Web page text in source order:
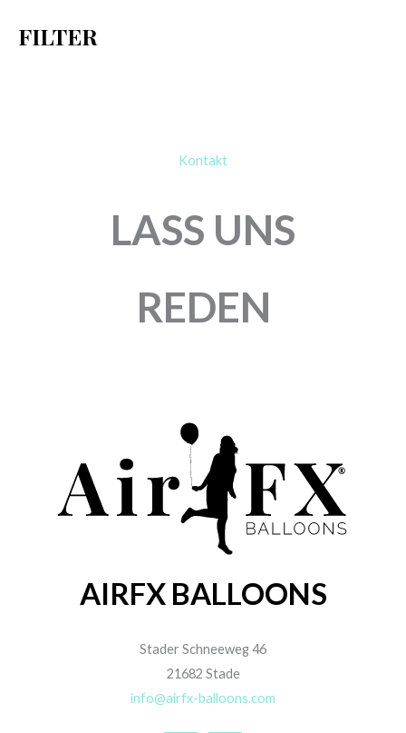
FILTER
Kontakt
LASS UNS
REDEN
AIRFX BALLOONS
Stader Schneeweg 46
21682 Stade
info@airfx-balloons.com